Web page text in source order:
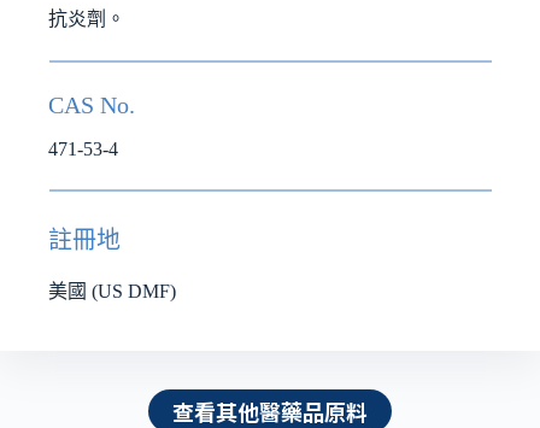
果
抗炎劑。
CAS No.
471-53-4
註冊地
美國 (US DMF)
查看其他醫藥品原料